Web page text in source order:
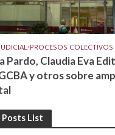
•PROCESOS COLECTIVOS
Pardo, Claudia Eva
y otros sobre
Posts List